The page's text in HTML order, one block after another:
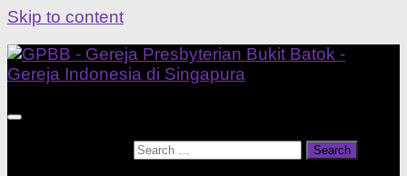
Skip to content